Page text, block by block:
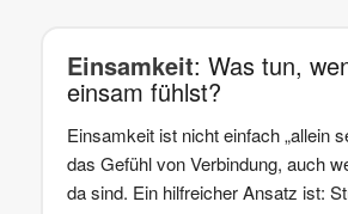
Einsamkeit: Was tun,
einsam fühlst?
Einsamkeit ist nicht einfach „allein
das Gefühl von Verbindung, auch
da sind. Ein hilfreicher Ansatz ist: